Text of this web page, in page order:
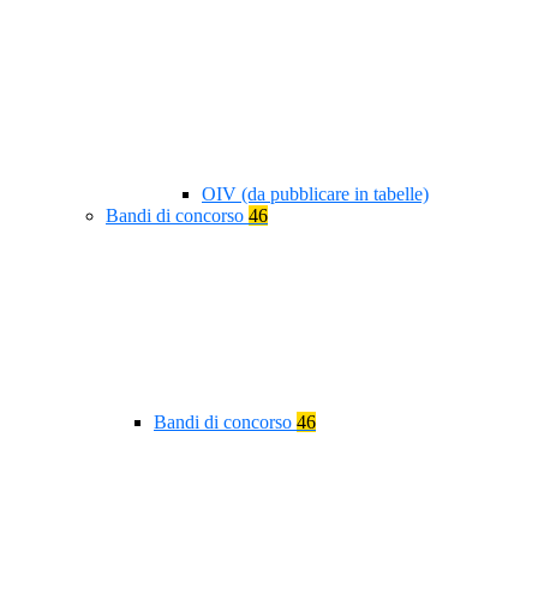
OIV (da pubblicare in tabelle)
Bandi di concorso 46
Bandi di concorso 46